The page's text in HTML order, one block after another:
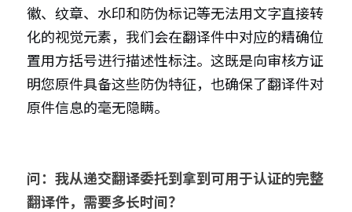
徽、纹章、水印和防伪标记等无法用文字直接转
化的视觉元素，我们会在翻译件中对应的精确位
置用方括号进行描述性标注。这既是向审核方证
明您原件具备这些防伪特征，也确保了翻译件对
原件信息的毫无隐瞒。
问：我从递交翻译委托到拿到可用于认证的完整
翻译件，需要多长时间？